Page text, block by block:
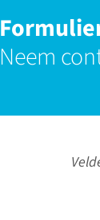
Neem